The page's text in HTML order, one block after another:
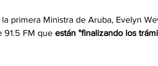
primera Ministra de Aruba, Evelyn
91.5 FM que están "finalizando los